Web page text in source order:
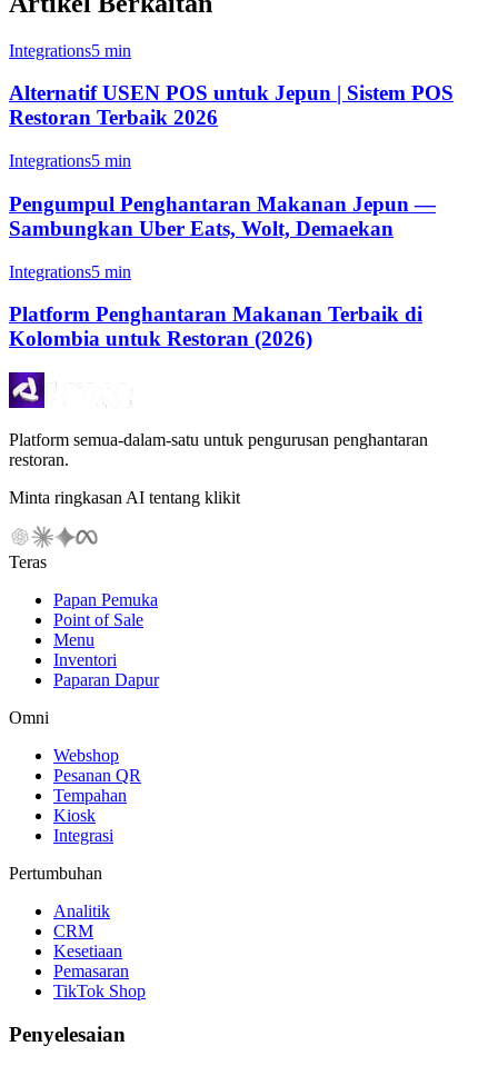
Integrations5 min
Alternatif USEN POS untuk Jepun | Sistem POS
Restoran Terbaik 2026
Integrations5 min
Pengumpul Penghantaran Makanan Jepun —
Sambungkan Uber Eats, Wolt, Demaekan
Integrations5 min
Platform Penghantaran Makanan Terbaik di
Kolombia untuk Restoran (2026)
Platform semua-dalam-satu untuk pengurusan penghantaran
restoran.
Minta ringkasan AI tentang klikit
Teras
Papan Pemuka
Point of Sale
Menu
Inventori
Paparan Dapur
Omni
Webshop
Pesanan QR
Tempahan
Kiosk
Integrasi
Pertumbuhan
Analitik
CRM
Kesetiaan
Pemasaran
TikTok Shop
Penyelesaian